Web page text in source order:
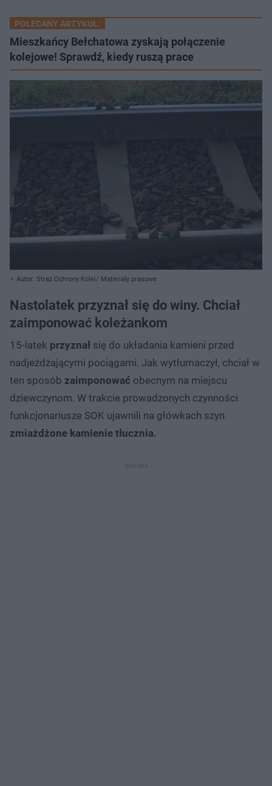
POLECANY ARTYKUŁ:
Mieszkańcy Bełchatowa zyskają połączenie
kolejowe! Sprawdź, kiedy ruszą prace
Autor: Straż Ochrony Kolei/ Materiały prasowe
Nastolatek przyznał się do winy. Chciał
zaimponować koleżankom
15-latek przyznał się do układania kamieni przed
nadjeżdżającymi pociągami. Jak wytłumaczył, chciał w
ten sposób zaimponować obecnym na miejscu
dziewczynom. W trakcie prowadzonych czynności
funkcjonariusze SOK ujawnili na główkach szyn
zmiażdżone kamienie tłucznia.